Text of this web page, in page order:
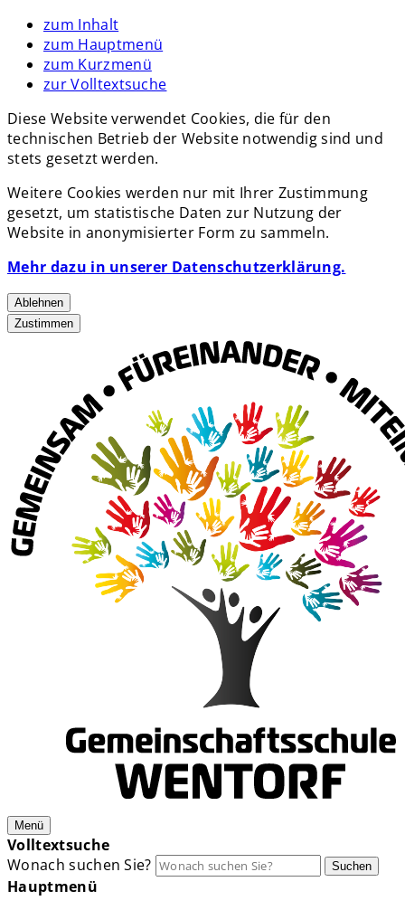
zum Inhalt
zum Hauptmenü
zum Kurzmenü
zur Volltextsuche
Diese Website verwendet Cookies, die für den
technischen Betrieb der Website notwendig sind und
stets gesetzt werden.
Weitere Cookies werden nur mit Ihrer Zustimmung
gesetzt, um statistische Daten zur Nutzung der
Website in anonymisierter Form zu sammeln.
Mehr dazu in unserer Datenschutzerklärung.
Ablehnen
Zustimmen
Menü
Volltextsuche
Wonach suchen Sie?
Suchen
Hauptmenü